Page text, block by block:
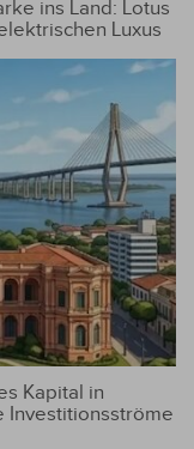
ins Land: Lotus
Luxus
Kapital in
Investitionsströme